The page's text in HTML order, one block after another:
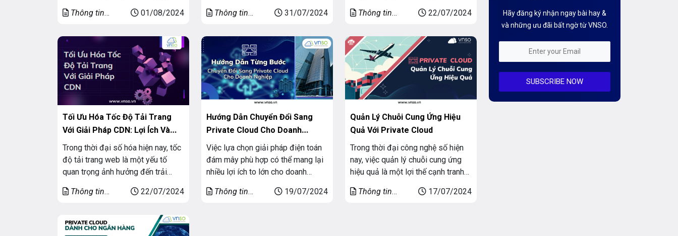
thiệu và chia sẻ, trao đổi về các
backup hàng đầu của HPE, Dell và
NetApp. Đồng thời, các giải pháp
bảo mật […]
Thông tin
01/08/2024
pháp lưu trữ được ưa chuộng hiện
Network). Hãy cùng Công Nghệ
VNSO tìm hiểu về SAN, những đặc
điểm nổi […]
Thông tin
31/07/2024
quản lý giúp tăng hiệu quả bán
Để hệ thống này hoạt động mượt
mà và ổn định bạn sẽ cần […]
Thông tin
22/07/2024
Tối Ưu Hóa Tốc Độ Tải Trang
Với Giải Pháp CDN: Lợi Ích Và
Cách Triển Khai
Trong thời đại số hóa hiện nay, tốc
độ tải trang web là một yếu tố
quan trọng ảnh hưởng đến trải
SEO. Một trong những giải pháp
trang là sử dụng CDN (Content
Delivery Network). Bài viết này sẽ
Thông tin
22/07/2024
Hướng Dẫn Chuyển Đổi Sang
Private Cloud Cho Doanh
Nghiệp
Việc lựa chọn giải pháp điện toán
đám mây phù hợp có thể mang lại
nhiều lợi ích to lớn cho doanh
Private Cloud doanh nghiệp ngày
Thông tin
19/07/2024
Quản Lý Chuỗi Cung Ứng Hiệu
Quả Với Private Cloud
Trong thời đại công nghệ số hiện
nay, việc quản lý chuỗi cung ứng
hiệu quả là một lợi thế cạnh tranh
xuất hiện của công nghệ điện toán
Thông tin
17/07/2024
Kiến thức AI
Mỗi tuần 01 Server
Server AI
Server Dedicated (Máy chủ riêng)
Hãy đăng ký nhận ngay bài hay &
và những ưu đãi bất ngờ từ VNSO.
SUBSCRIBE NOW